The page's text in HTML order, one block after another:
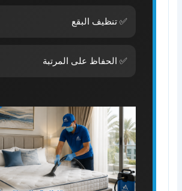
✅ تنظيف البقع
✅ الحفاظ على المرتبة